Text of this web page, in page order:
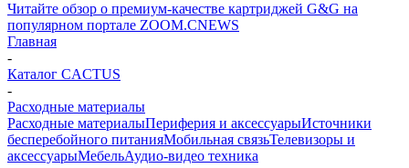
Читайте обзор о премиум-качестве картриджей G&G на
популярном портале ZOOM.CNEWS
Главная
-
Каталог CACTUS
-
Расходные материалы
Расходные материалыПериферия и аксессуарыИсточники
бесперебойного питанияМобильная связьТелевизоры и
аксессуарыМебельАудио-видео техника